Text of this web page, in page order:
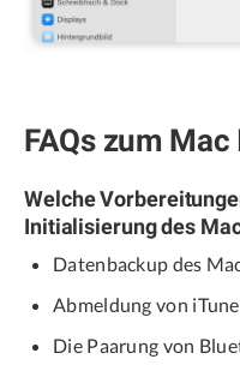
FAQs zum
Welche
Initialisierung des
Datenbackup des
Abmeldung von
Die Paarung von